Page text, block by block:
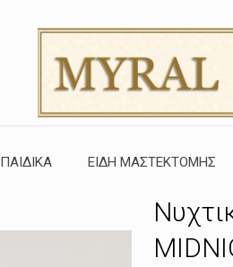
ΠΑΙΔΙΚΑ ΕΙΔΗ ΜΑΣΤΕΚΤΟΜΗΣ